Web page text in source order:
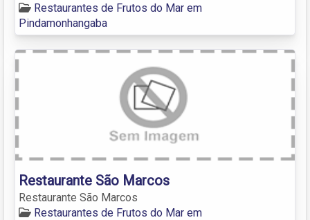
Restaurantes de Frutos do Mar em
Pindamonhangaba
Restaurante São Marcos
Restaurante São Marcos
Restaurantes de Frutos do Mar em